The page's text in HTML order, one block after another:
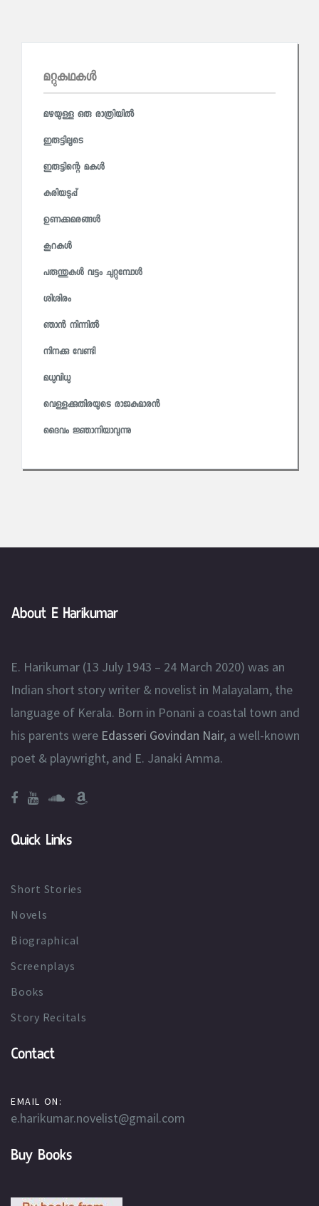
മറ്റുകഥകള്‍
മഴയുള്ള ഒരു രാത്രിയിൽ
ഇരുട്ടിലൂടെ
ഇരുട്ടിന്റെ മകൾ
കരിയടുപ്പ്
ഉണക്കമരങ്ങൾ
കൂറകൾ
പരുന്തുകൾ വട്ടം ചുറ്റുമ്പോൾ
ശിശിരം
ഞാൻ നിന്നിൽ
നിനക്കു വേണ്ടി
മധുവിധു
വെള്ളക്കുതിരയുടെ രാജകുമാരൻ
ദൈവം ജ്ഞാനിയാവുന്നു
About E Harikumar
E. Harikumar (13 July 1943 – 24 March 2020) was an
Indian short story writer & novelist in Malayalam, the
language of Kerala. Born in Ponani a coastal town and
his parents were Edasseri Govindan Nair, a well-known
poet & playwright, and E. Janaki Amma.
Quick Links
Short Stories
Novels
Biographical
Screenplays
Books
Story Recitals
Contact
EMAIL ON:
e.harikumar.novelist@gmail.com
Buy Books